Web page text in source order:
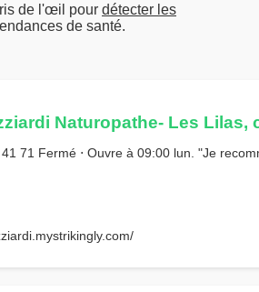
de l'œil pour détecter les
de santé.
Naturopathe- Les
71 Fermé ⋅ Ouvre à 09:00 lun. "Je